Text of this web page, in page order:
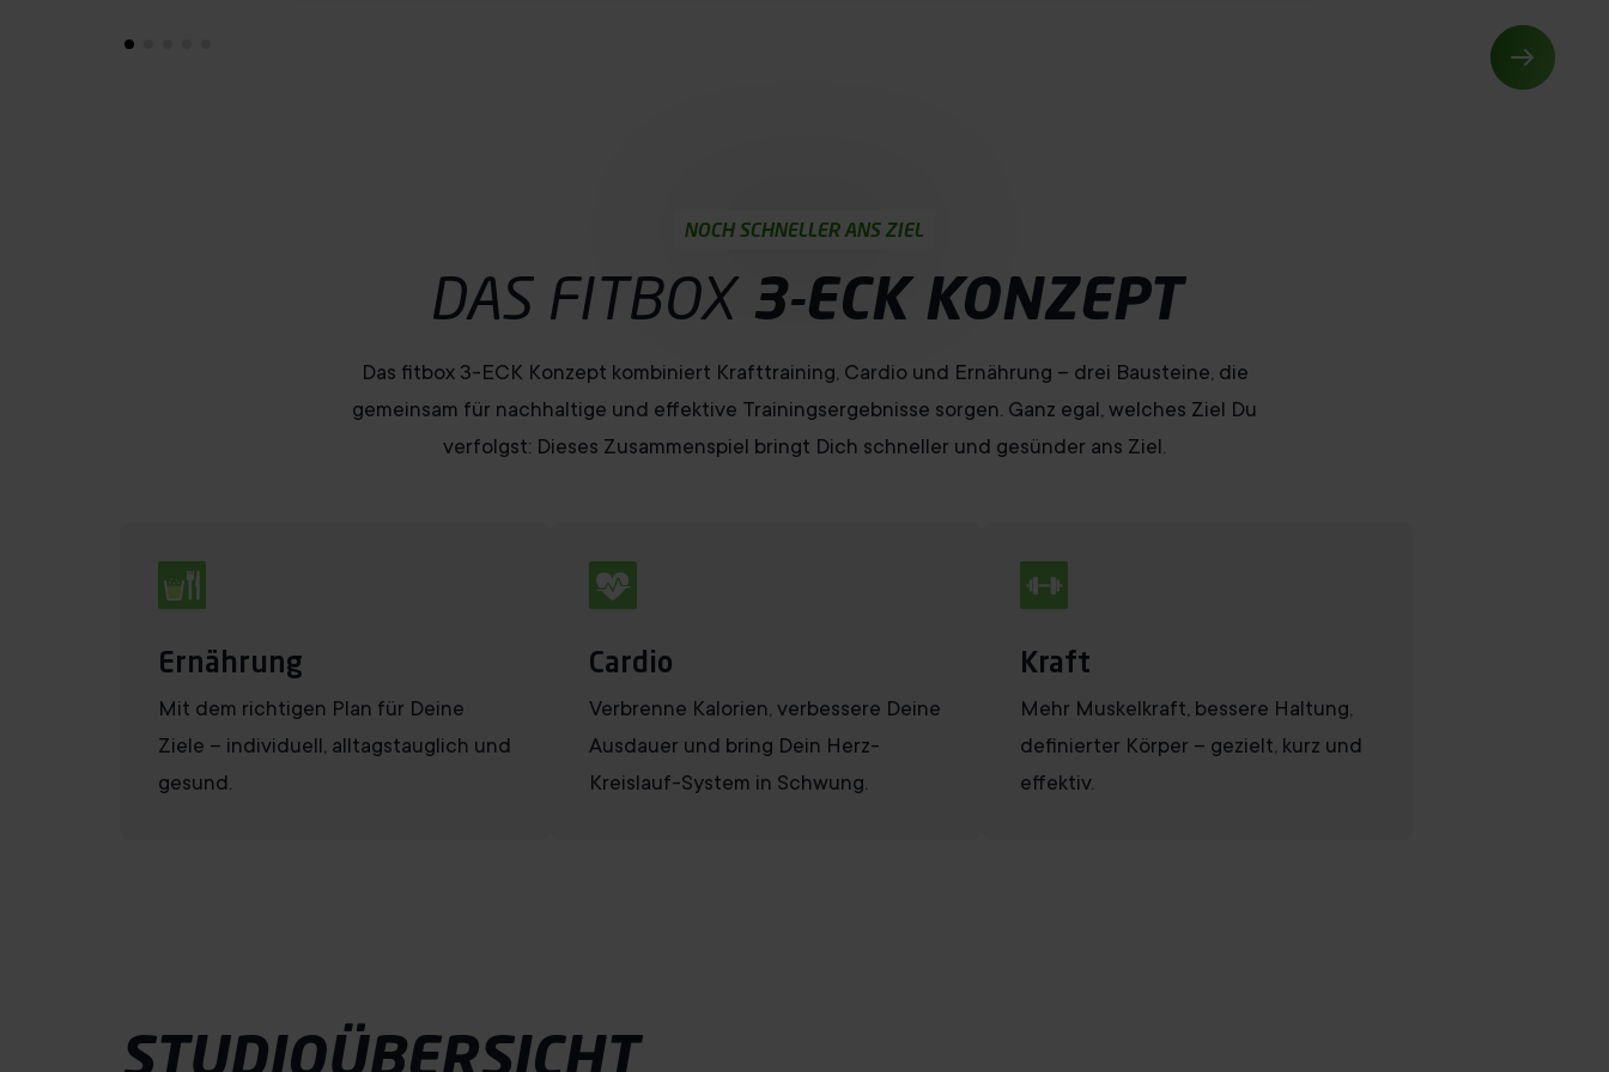
NOCH SCHNELLER ANS ZIEL
DAS FITBOX 3-ECK KONZEPT
Das fitbox 3-ECK Konzept kombiniert Krafttraining, Cardio und Ernährung – drei Bausteine, die
gemeinsam für nachhaltige und effektive Trainingsergebnisse sorgen. Ganz egal, welches Ziel Du
verfolgst: Dieses Zusammenspiel bringt Dich schneller und gesünder ans Ziel.
Ernährung
Mit dem richtigen Plan für Deine
Ziele – individuell, alltagstauglich und
gesund.
Cardio
Verbrenne Kalorien, verbessere Deine
Ausdauer und bring Dein Herz-
Kreislauf-System in Schwung.
Kraft
Mehr Muskelkraft, bessere Haltung,
definierter Körper – gezielt, kurz und
effektiv.